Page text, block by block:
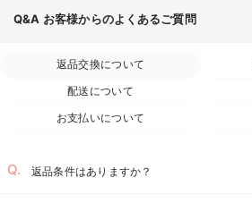
Q&A お客様からのよくあるご質問
返品交換について
配送について
お支払いについて
返品条件はありますか？